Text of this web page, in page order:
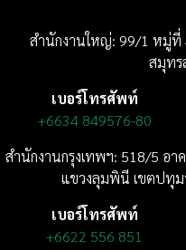
สำนักงานใหญ่: 99/1 หมู่ที่
สมุทร
เบอร์โทรศัพท์
+6634 849576-80
สำนักงานกรุงเทพฯ: 518/5 อา
แขวงลุมพินี เขตปทุ
เบอร์โทรศัพท์
+6622 556 851